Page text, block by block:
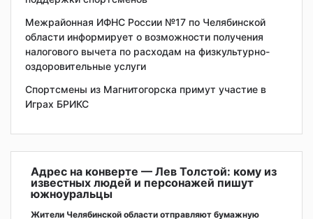
Межрайонная ИФНС России №17 по Челябинской
области информирует о возможности получения
налогового вычета по расходам на физкультурно-
оздоровительные услуги
Спортсмены из Магнитогорска примут участие в
Играх БРИКС
Адрес на конверте — Лев Толстой: кому из
известных людей и персонажей пишут
южноуральцы
Жители Челябинской области отправляют бумажную